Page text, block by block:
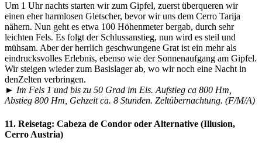
Um 1 Uhr nachts starten wir zum Gipfel, zuerst überqueren wir
einen eher harmlosen Gletscher, bevor wir uns dem Cerro Tarija
nähern. Nun geht es etwa 100 Höhenmeter bergab, durch sehr
leichten Fels. Es folgt der Schlussanstieg, nun wird es steil und
mühsam. Aber der herrlich geschwungene Grat ist ein mehr als
eindrucksvolles Erlebnis, ebenso wie der Sonnenaufgang am Gipfel.
Wir steigen wieder zum Basislager ab, wo wir noch eine Nacht in
denZelten verbringen.
► Im Fels 1 und bis zu 50 Grad im Eis. Aufstieg ca 800 Hm,
Abstieg 800 Hm, Gehzeit ca. 8 Stunden. Zeltübernachtung. (F/M/A)
11. Reisetag: Cabeza de Condor oder Alternative (Illusion,
Cerro Austria)